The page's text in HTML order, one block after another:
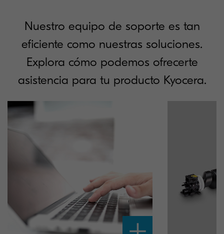
Nuestro equipo de soporte es tan
eficiente como nuestras soluciones.
Explora cómo podemos ofrecerte
asistencia para tu producto Kyocera.